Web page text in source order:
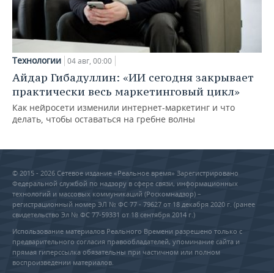
Технологии 04 авг, 00:00
Айдар Гибадуллин: «ИИ сегодня закрывает
практически весь маркетинговый цикл»
Как нейросети изменили интернет-маркетинг и что
делать, чтобы оставаться на гребне волны
© 2015 - 2026 Сетевое издание «Реальное время» Зарегистрировано
Федеральной службой по надзору в сфере связи, информационных
технологий и массовых коммуникаций (Роскомнадзор) –
регистрационный номер ЭЛ № ФС 77 - 79627 от 18 декабря 2020 г. (ранее
свидетельство Эл № ФС 77-59331 от 18 сентября 2014 г.)
Использование материалов Реального Времени разрешено только с
предварительного согласия правообладателей, упоминание сайта и
прямая гиперссылка обязательны при частичном или полном
воспроизведении материалов.